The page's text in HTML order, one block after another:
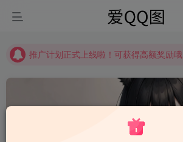
推广计划正式上线啦！可获得高额奖励哦
推广计划正式上线啦！可获得高额奖励哦